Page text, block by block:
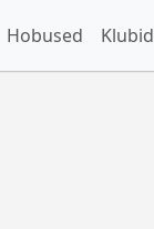
Hobused Klubid